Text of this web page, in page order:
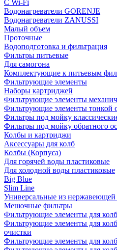
С Wi-Fi
Водонагреватели GORENJE
Водонагреватели ZANUSSI
Малый объем
Проточные
Водоподготовка и фильтрация
Фильтры питьевые
Для самогона
Комплектующие к питьевым
Фильтрующие элементы
Наборы картриджей
Фильтрующие элементы
Фильтрующие элементы тонкой
Фильтры под мойку
Фильтры под мойку обратного
Колбы и картриджи
Аксессуары для колб
Колбы (Корпуса)
Для горячей воды пластиковые
Для холодной воды пластиковые
Big Blue
Slim Line
Универсальные из нержавеющей
Мешочные фильтры
Фильтрующие элементы для колб
Фильтрующие элементы для
очистки
Фильтрующие элементы для